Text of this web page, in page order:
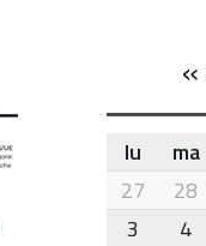
«
month-
8
lu ma
27
28
3
4